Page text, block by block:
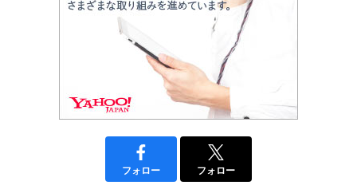
フォロー フォロー